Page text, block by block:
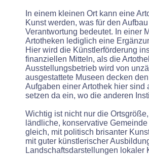
In einem kleinen Ort kann eine
Kunst werden, was für den
Verantwortung bedeutet. In einer
Artotheken lediglich eine
Hier wird die Künstlerförderung
finanziellen Mitteln, als die
Ausstellungsbetrieb wird von
ausgestattete Museen decken
Aufgaben einer Artothek hier
setzen da ein, wo die anderen
Wichtig ist nicht nur die
ländliche, konservative
gleich, mit politisch brisanter
mit guter künstlerischer
Landschaftsdarstellungen